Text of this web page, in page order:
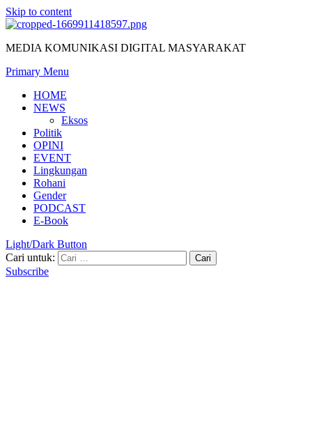
Skip to content
MEDIA KOMUNIKASI DIGITAL MASYARAKAT
Primary Menu
HOME
NEWS
Eksos
Politik
OPINI
EVENT
Lingkungan
Rohani
Gender
PODCAST
E-Book
Light/Dark Button
Cari untuk:
Subscribe